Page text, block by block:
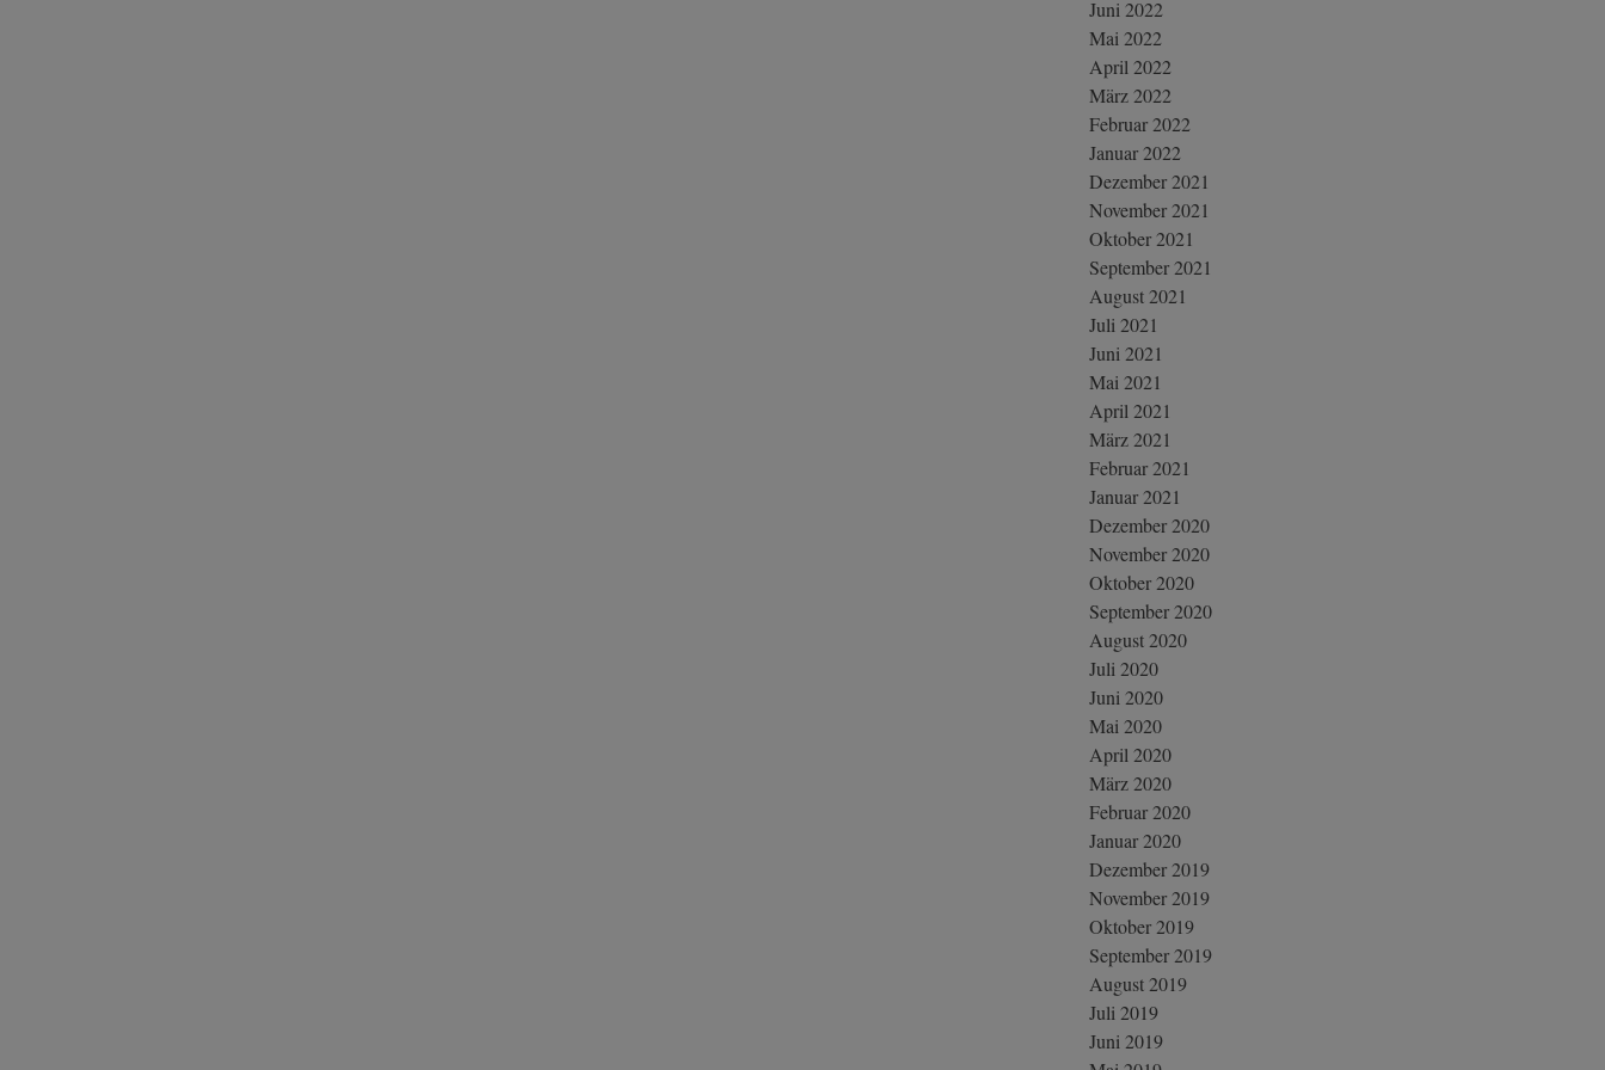
Juni 2022
Mai 2022
April 2022
März 2022
Februar 2022
Januar 2022
Dezember 2021
November 2021
Oktober 2021
September 2021
August 2021
Juli 2021
Juni 2021
Mai 2021
April 2021
März 2021
Februar 2021
Januar 2021
Dezember 2020
November 2020
Oktober 2020
September 2020
August 2020
Juli 2020
Juni 2020
Mai 2020
April 2020
März 2020
Februar 2020
Januar 2020
Dezember 2019
November 2019
Oktober 2019
September 2019
August 2019
Juli 2019
Juni 2019